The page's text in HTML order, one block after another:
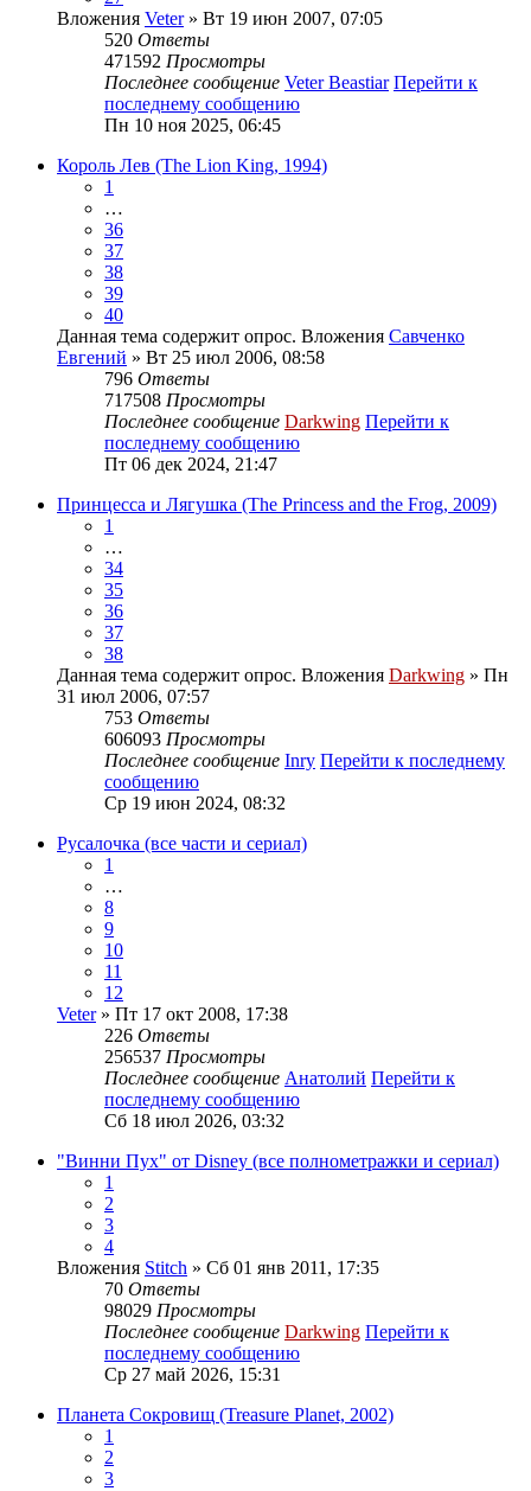
Вложения Veter» Вт 19 июн 2007, 07:05
520 Ответы
471592 Просмотры
Последнее сообщение Veter Beastiar Перейти к
последнему сообщению
Пн 10 ноя 2025, 06:45
Король Лев (The Lion King, 1994)
1
…
36
37
38
39
40
Данная тема содержит опрос. Вложения Савченко
Евгений » Вт 25 июл 2006, 08:58
796 Ответы
717508 Просмотры
Последнее сообщение Darkwing Перейти к
последнему сообщению
Пт 06 дек 2024, 21:47
Принцесса и Лягушка (The Princess and the Frog, 2009)
1
…
34
35
36
37
38
Данная тема содержит опрос. Вложения Darkwing » Пн
31 июл 2006, 07:57
753 Ответы
606093 Просмотры
Последнее сообщение Inry Перейти к последнему
сообщению
Ср 19 июн 2024, 08:32
Русалочка (все части и сериал)
1
…
8
9
10
11
12
Veter» Пт 17 окт 2008, 17:38
226 Ответы
256537 Просмотры
Последнее сообщение Анатолий Перейти к
последнему сообщению
Сб 18 июл 2026, 03:32
"Винни Пух" от Disney (все полнометражки и сериал)
1
2
3
4
Вложения Stitch » Сб 01 янв 2011, 17:35
70 Ответы
98029 Просмотры
Последнее сообщение Darkwing Перейти к
последнему сообщению
Ср 27 май 2026, 15:31
Планета Сокровищ (Treasure Planet, 2002)
1
2
3